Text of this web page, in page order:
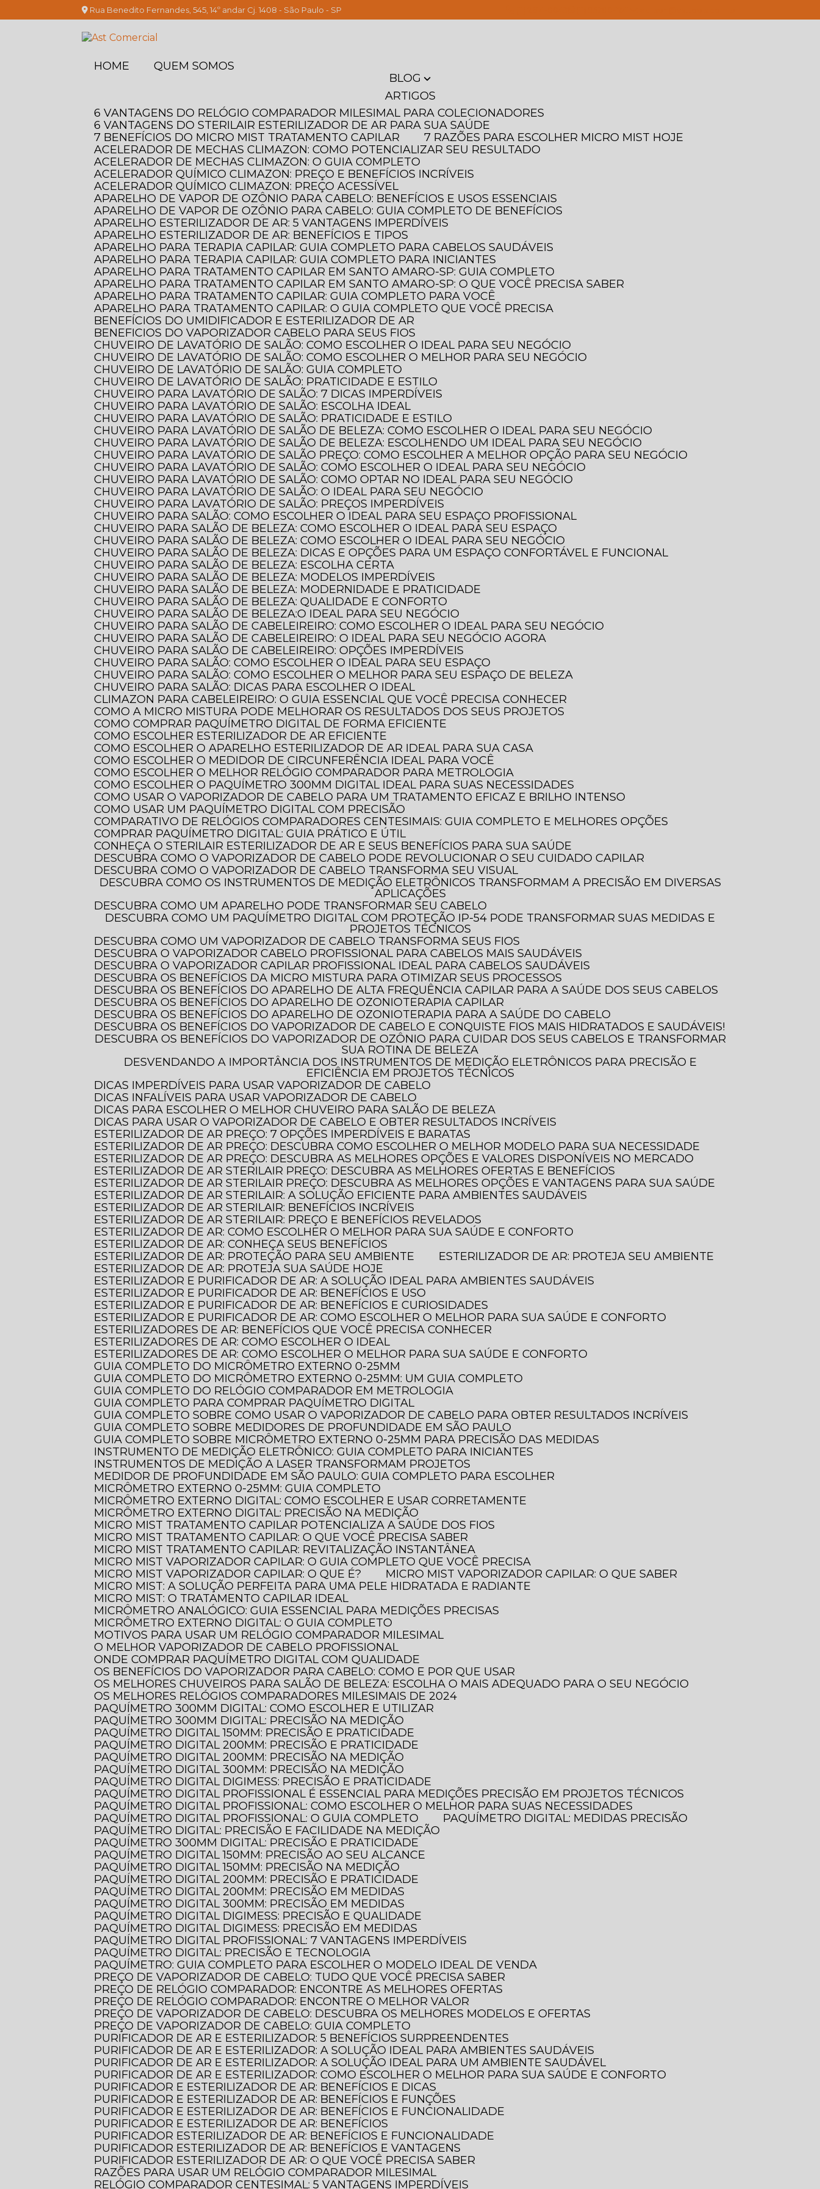
Rua Benedito Fernandes, 545, 14º andar Cj. 1408 - São Paulo - SP
HOME
QUEM SOMOS
BLOG
ARTIGOS
6 VANTAGENS DO RELÓGIO COMPARADOR MILESIMAL PARA COLECIONADORES
6 VANTAGENS DO STERILAIR ESTERILIZADOR DE AR PARA SUA SAÚDE
7 BENEFÍCIOS DO MICRO MIST TRATAMENTO CAPILAR
7 RAZÕES PARA ESCOLHER MICRO MIST HOJE
ACELERADOR DE MECHAS CLIMAZON: COMO POTENCIALIZAR SEU RESULTADO
ACELERADOR DE MECHAS CLIMAZON: O GUIA COMPLETO
ACELERADOR QUÍMICO CLIMAZON: PREÇO E BENEFÍCIOS INCRÍVEIS
ACELERADOR QUÍMICO CLIMAZON: PREÇO ACESSÍVEL
APARELHO DE VAPOR DE OZÔNIO PARA CABELO: BENEFÍCIOS E USOS ESSENCIAIS
APARELHO DE VAPOR DE OZÔNIO PARA CABELO: GUIA COMPLETO DE BENEFÍCIOS
APARELHO ESTERILIZADOR DE AR: 5 VANTAGENS IMPERDÍVEIS
APARELHO ESTERILIZADOR DE AR: BENEFÍCIOS E TIPOS
APARELHO PARA TERAPIA CAPILAR: GUIA COMPLETO PARA CABELOS SAUDÁVEIS
APARELHO PARA TERAPIA CAPILAR: GUIA COMPLETO PARA INICIANTES
APARELHO PARA TRATAMENTO CAPILAR EM SANTO AMARO-SP: GUIA COMPLETO
APARELHO PARA TRATAMENTO CAPILAR EM SANTO AMARO-SP: O QUE VOCÊ PRECISA SABER
APARELHO PARA TRATAMENTO CAPILAR: GUIA COMPLETO PARA VOCÊ
APARELHO PARA TRATAMENTO CAPILAR: O GUIA COMPLETO QUE VOCÊ PRECISA
BENEFÍCIOS DO UMIDIFICADOR E ESTERILIZADOR DE AR
BENEFICIOS DO VAPORIZADOR CABELO PARA SEUS FIOS
CHUVEIRO DE LAVATÓRIO DE SALÃO: COMO ESCOLHER O IDEAL PARA SEU NEGÓCIO
CHUVEIRO DE LAVATÓRIO DE SALÃO: COMO ESCOLHER O MELHOR PARA SEU NEGÓCIO
CHUVEIRO DE LAVATÓRIO DE SALÃO: GUIA COMPLETO
CHUVEIRO DE LAVATÓRIO DE SALÃO: PRATICIDADE E ESTILO
CHUVEIRO PARA LAVATÓRIO DE SALÃO: 7 DICAS IMPERDÍVEIS
CHUVEIRO PARA LAVATÓRIO DE SALÃO: ESCOLHA IDEAL
CHUVEIRO PARA LAVATÓRIO DE SALÃO: PRATICIDADE E ESTILO
CHUVEIRO PARA LAVATÓRIO DE SALÃO DE BELEZA: COMO ESCOLHER O IDEAL PARA SEU NEGÓCIO
CHUVEIRO PARA LAVATÓRIO DE SALÃO DE BELEZA: ESCOLHENDO UM IDEAL PARA SEU NEGÓCIO
CHUVEIRO PARA LAVATÓRIO DE SALÃO PREÇO: COMO ESCOLHER A MELHOR OPÇÃO PARA SEU NEGÓCIO
CHUVEIRO PARA LAVATÓRIO DE SALÃO: COMO ESCOLHER O IDEAL PARA SEU NEGÓCIO
CHUVEIRO PARA LAVATÓRIO DE SALÃO: COMO OPTAR NO IDEAL PARA SEU NEGÓCIO
CHUVEIRO PARA LAVATÓRIO DE SALÃO: O IDEAL PARA SEU NEGÓCIO
CHUVEIRO PARA LAVATÓRIO DE SALÃO: PREÇOS IMPERDÍVEIS
CHUVEIRO PARA SALÃO: COMO ESCOLHER O IDEAL PARA SEU ESPAÇO PROFISSIONAL
CHUVEIRO PARA SALÃO DE BELEZA: COMO ESCOLHER O IDEAL PARA SEU ESPAÇO
CHUVEIRO PARA SALÃO DE BELEZA: COMO ESCOLHER O IDEAL PARA SEU NEGÓCIO
CHUVEIRO PARA SALÃO DE BELEZA: DICAS E OPÇÕES PARA UM ESPAÇO CONFORTÁVEL E FUNCIONAL
CHUVEIRO PARA SALÃO DE BELEZA: ESCOLHA CERTA
CHUVEIRO PARA SALÃO DE BELEZA: MODELOS IMPERDÍVEIS
CHUVEIRO PARA SALÃO DE BELEZA: MODERNIDADE E PRATICIDADE
CHUVEIRO PARA SALÃO DE BELEZA: QUALIDADE E CONFORTO
CHUVEIRO PARA SALÃO DE BELEZA:O IDEAL PARA SEU NEGÓCIO
CHUVEIRO PARA SALÃO DE CABELEIREIRO: COMO ESCOLHER O IDEAL PARA SEU NEGÓCIO
CHUVEIRO PARA SALÃO DE CABELEIREIRO: O IDEAL PARA SEU NEGÓCIO AGORA
CHUVEIRO PARA SALÃO DE CABELEIREIRO: OPÇÕES IMPERDÍVEIS
CHUVEIRO PARA SALÃO: COMO ESCOLHER O IDEAL PARA SEU ESPAÇO
CHUVEIRO PARA SALÃO: COMO ESCOLHER O MELHOR PARA SEU ESPAÇO DE BELEZA
CHUVEIRO PARA SALÃO: DICAS PARA ESCOLHER O IDEAL
CLIMAZON PARA CABELEIREIRO: O GUIA ESSENCIAL QUE VOCÊ PRECISA CONHECER
COMO A MICRO MISTURA PODE MELHORAR OS RESULTADOS DOS SEUS PROJETOS
COMO COMPRAR PAQUÍMETRO DIGITAL DE FORMA EFICIENTE
COMO ESCOLHER ESTERILIZADOR DE AR EFICIENTE
COMO ESCOLHER O APARELHO ESTERILIZADOR DE AR IDEAL PARA SUA CASA
COMO ESCOLHER O MEDIDOR DE CIRCUNFERÊNCIA IDEAL PARA VOCÊ
COMO ESCOLHER O MELHOR RELÓGIO COMPARADOR PARA METROLOGIA
COMO ESCOLHER O PAQUÍMETRO 300MM DIGITAL IDEAL PARA SUAS NECESSIDADES
COMO USAR O VAPORIZADOR DE CABELO PARA UM TRATAMENTO EFICAZ E BRILHO INTENSO
COMO USAR UM PAQUÍMETRO DIGITAL COM PRECISÃO
COMPARATIVO DE RELÓGIOS COMPARADORES CENTESIMAIS: GUIA COMPLETO E MELHORES OPÇÕES
COMPRAR PAQUÍMETRO DIGITAL: GUIA PRÁTICO E ÚTIL
CONHEÇA O STERILAIR ESTERILIZADOR DE AR E SEUS BENEFÍCIOS PARA SUA SAÚDE
DESCUBRA COMO O VAPORIZADOR DE CABELO PODE REVOLUCIONAR O SEU CUIDADO CAPILAR
DESCUBRA COMO O VAPORIZADOR DE CABELO TRANSFORMA SEU VISUAL
DESCUBRA COMO OS INSTRUMENTOS DE MEDIÇÃO ELETRÔNICOS TRANSFORMAM A PRECISÃO EM DIVERSAS
APLICAÇÕES
DESCUBRA COMO UM APARELHO PODE TRANSFORMAR SEU CABELO
DESCUBRA COMO UM PAQUÍMETRO DIGITAL COM PROTEÇÃO IP-54 PODE TRANSFORMAR SUAS MEDIDAS E
PROJETOS TÉCNICOS
DESCUBRA COMO UM VAPORIZADOR DE CABELO TRANSFORMA SEUS FIOS
DESCUBRA O VAPORIZADOR CABELO PROFISSIONAL PARA CABELOS MAIS SAUDÁVEIS
DESCUBRA O VAPORIZADOR CAPILAR PROFISSIONAL IDEAL PARA CABELOS SAUDÁVEIS
DESCUBRA OS BENEFÍCIOS DA MICRO MISTURA PARA OTIMIZAR SEUS PROCESSOS
DESCUBRA OS BENEFÍCIOS DO APARELHO DE ALTA FREQUÊNCIA CAPILAR PARA A SAÚDE DOS SEUS CABELOS
DESCUBRA OS BENEFÍCIOS DO APARELHO DE OZONIOTERAPIA CAPILAR
DESCUBRA OS BENEFÍCIOS DO APARELHO DE OZONIOTERAPIA PARA A SAÚDE DO CABELO
DESCUBRA OS BENEFÍCIOS DO VAPORIZADOR DE CABELO E CONQUISTE FIOS MAIS HIDRATADOS E SAUDÁVEIS!
DESCUBRA OS BENEFÍCIOS DO VAPORIZADOR DE OZÔNIO PARA CUIDAR DOS SEUS CABELOS E TRANSFORMAR
SUA ROTINA DE BELEZA
DESVENDANDO A IMPORTÂNCIA DOS INSTRUMENTOS DE MEDIÇÃO ELETRÔNICOS PARA PRECISÃO E
EFICIÊNCIA EM PROJETOS TÉCNICOS
DICAS IMPERDÍVEIS PARA USAR VAPORIZADOR DE CABELO
DICAS INFALÍVEIS PARA USAR VAPORIZADOR DE CABELO
DICAS PARA ESCOLHER O MELHOR CHUVEIRO PARA SALÃO DE BELEZA
DICAS PARA USAR O VAPORIZADOR DE CABELO E OBTER RESULTADOS INCRÍVEIS
ESTERILIZADOR DE AR PREÇO: 7 OPÇÕES IMPERDÍVEIS E BARATAS
ESTERILIZADOR DE AR PREÇO: DESCUBRA COMO ESCOLHER O MELHOR MODELO PARA SUA NECESSIDADE
ESTERILIZADOR DE AR PREÇO: DESCUBRA AS MELHORES OPÇÕES E VALORES DISPONÍVEIS NO MERCADO
ESTERILIZADOR DE AR STERILAIR PREÇO: DESCUBRA AS MELHORES OFERTAS E BENEFÍCIOS
ESTERILIZADOR DE AR STERILAIR PREÇO: DESCUBRA AS MELHORES OPÇÕES E VANTAGENS PARA SUA SAÚDE
ESTERILIZADOR DE AR STERILAIR: A SOLUÇÃO EFICIENTE PARA AMBIENTES SAUDÁVEIS
ESTERILIZADOR DE AR STERILAIR: BENEFÍCIOS INCRÍVEIS
ESTERILIZADOR DE AR STERILAIR: PREÇO E BENEFÍCIOS REVELADOS
ESTERILIZADOR DE AR: COMO ESCOLHER O MELHOR PARA SUA SAÚDE E CONFORTO
ESTERILIZADOR DE AR: CONHEÇA SEUS BENEFÍCIOS
ESTERILIZADOR DE AR: PROTEÇÃO PARA SEU AMBIENTE
ESTERILIZADOR DE AR: PROTEJA SEU AMBIENTE
ESTERILIZADOR DE AR: PROTEJA SUA SAÚDE HOJE
ESTERILIZADOR E PURIFICADOR DE AR: A SOLUÇÃO IDEAL PARA AMBIENTES SAUDÁVEIS
ESTERILIZADOR E PURIFICADOR DE AR: BENEFÍCIOS E USO
ESTERILIZADOR E PURIFICADOR DE AR: BENEFÍCIOS E CURIOSIDADES
ESTERILIZADOR E PURIFICADOR DE AR: COMO ESCOLHER O MELHOR PARA SUA SAÚDE E CONFORTO
ESTERILIZADORES DE AR: BENEFÍCIOS QUE VOCÊ PRECISA CONHECER
ESTERILIZADORES DE AR: COMO ESCOLHER O IDEAL
ESTERILIZADORES DE AR: COMO ESCOLHER O MELHOR PARA SUA SAÚDE E CONFORTO
GUIA COMPLETO DO MICRÔMETRO EXTERNO 0-25MM
GUIA COMPLETO DO MICRÔMETRO EXTERNO 0-25MM: UM GUIA COMPLETO
GUIA COMPLETO DO RELÓGIO COMPARADOR EM METROLOGIA
GUIA COMPLETO PARA COMPRAR PAQUÍMETRO DIGITAL
GUIA COMPLETO SOBRE COMO USAR O VAPORIZADOR DE CABELO PARA OBTER RESULTADOS INCRÍVEIS
GUIA COMPLETO SOBRE MEDIDORES DE PROFUNDIDADE EM SÃO PAULO
GUIA COMPLETO SOBRE MICRÔMETRO EXTERNO 0-25MM PARA PRECISÃO DAS MEDIDAS
INSTRUMENTO DE MEDIÇÃO ELETRÔNICO: GUIA COMPLETO PARA INICIANTES
INSTRUMENTOS DE MEDIÇÃO A LASER TRANSFORMAM PROJETOS
MEDIDOR DE PROFUNDIDADE EM SÃO PAULO: GUIA COMPLETO PARA ESCOLHER
MICRÔMETRO EXTERNO 0-25MM: GUIA COMPLETO
MICRÔMETRO EXTERNO DIGITAL: COMO ESCOLHER E USAR CORRETAMENTE
MICRÔMETRO EXTERNO DIGITAL: PRECISÃO NA MEDIÇÃO
MICRO MIST TRATAMENTO CAPILAR POTENCIALIZA A SAÚDE DOS FIOS
MICRO MIST TRATAMENTO CAPILAR: O QUE VOCÊ PRECISA SABER
MICRO MIST TRATAMENTO CAPILAR: REVITALIZAÇÃO INSTANTÂNEA
MICRO MIST VAPORIZADOR CAPILAR: O GUIA COMPLETO QUE VOCÊ PRECISA
MICRO MIST VAPORIZADOR CAPILAR: O QUE É?
MICRO MIST VAPORIZADOR CAPILAR: O QUE SABER
MICRO MIST: A SOLUÇÃO PERFEITA PARA UMA PELE HIDRATADA E RADIANTE
MICRO MIST: O TRATAMENTO CAPILAR IDEAL
MICRÔMETRO ANALÓGICO: GUIA ESSENCIAL PARA MEDIÇÕES PRECISAS
MICRÔMETRO EXTERNO DIGITAL: O GUIA COMPLETO
MOTIVOS PARA USAR UM RELÓGIO COMPARADOR MILESIMAL
O MELHOR VAPORIZADOR DE CABELO PROFISSIONAL
ONDE COMPRAR PAQUÍMETRO DIGITAL COM QUALIDADE
OS BENEFÍCIOS DO VAPORIZADOR PARA CABELO: COMO E POR QUE USAR
OS MELHORES CHUVEIROS PARA SALÃO DE BELEZA: ESCOLHA O MAIS ADEQUADO PARA O SEU NEGÓCIO
OS MELHORES RELÓGIOS COMPARADORES MILESIMAIS DE 2024
PAQUÍMETRO 300MM DIGITAL: COMO ESCOLHER E UTILIZAR
PAQUÍMETRO 300MM DIGITAL: PRECISÃO NA MEDIÇÃO
PAQUÍMETRO DIGITAL 150MM: PRECISÃO E PRATICIDADE
PAQUÍMETRO DIGITAL 200MM: PRECISÃO E PRATICIDADE
PAQUÍMETRO DIGITAL 200MM: PRECISÃO NA MEDIÇÃO
PAQUÍMETRO DIGITAL 300MM: PRECISÃO NA MEDIÇÃO
PAQUÍMETRO DIGITAL DIGIMESS: PRECISÃO E PRATICIDADE
PAQUÍMETRO DIGITAL PROFISSIONAL É ESSENCIAL PARA MEDIÇÕES PRECISÃO EM PROJETOS TÉCNICOS
PAQUÍMETRO DIGITAL PROFISSIONAL: COMO ESCOLHER O MELHOR PARA SUAS NECESSIDADES
PAQUÍMETRO DIGITAL PROFISSIONAL: O GUIA COMPLETO
PAQUÍMETRO DIGITAL: MEDIDAS PRECISÃO
PAQUÍMETRO DIGITAL: PRECISÃO E FACILIDADE NA MEDIÇÃO
PAQUÍMETRO 300MM DIGITAL: PRECISÃO E PRATICIDADE
PAQUÍMETRO DIGITAL 150MM: PRECISÃO AO SEU ALCANCE
PAQUÍMETRO DIGITAL 150MM: PRECISÃO NA MEDIÇÃO
PAQUÍMETRO DIGITAL 200MM: PRECISÃO E PRATICIDADE
PAQUÍMETRO DIGITAL 200MM: PRECISÃO EM MEDIDAS
PAQUÍMETRO DIGITAL 300MM: PRECISÃO EM MEDIDAS
PAQUÍMETRO DIGITAL DIGIMESS: PRECISÃO E QUALIDADE
PAQUÍMETRO DIGITAL DIGIMESS: PRECISÃO EM MEDIDAS
PAQUÍMETRO DIGITAL PROFISSIONAL: 7 VANTAGENS IMPERDÍVEIS
PAQUÍMETRO DIGITAL: PRECISÃO E TECNOLOGIA
PAQUÍMETRO: GUIA COMPLETO PARA ESCOLHER O MODELO IDEAL DE VENDA
PREÇO DE VAPORIZADOR DE CABELO: TUDO QUE VOCÊ PRECISA SABER
PREÇO DE RELÓGIO COMPARADOR: ENCONTRE AS MELHORES OFERTAS
PREÇO DE RELÓGIO COMPARADOR: ENCONTRE O MELHOR VALOR
PREÇO DE VAPORIZADOR DE CABELO: DESCUBRA OS MELHORES MODELOS E OFERTAS
PREÇO DE VAPORIZADOR DE CABELO: GUIA COMPLETO
PURIFICADOR DE AR E ESTERILIZADOR: 5 BENEFÍCIOS SURPREENDENTES
PURIFICADOR DE AR E ESTERILIZADOR: A SOLUÇÃO IDEAL PARA AMBIENTES SAUDÁVEIS
PURIFICADOR DE AR E ESTERILIZADOR: A SOLUÇÃO IDEAL PARA UM AMBIENTE SAUDÁVEL
PURIFICADOR DE AR E ESTERILIZADOR: COMO ESCOLHER O MELHOR PARA SUA SAÚDE E CONFORTO
PURIFICADOR E ESTERILIZADOR DE AR: BENEFÍCIOS E DICAS
PURIFICADOR E ESTERILIZADOR DE AR: BENEFÍCIOS E FUNÇÕES
PURIFICADOR E ESTERILIZADOR DE AR: BENEFÍCIOS E FUNCIONALIDADE
PURIFICADOR E ESTERILIZADOR DE AR: BENEFÍCIOS
PURIFICADOR ESTERILIZADOR DE AR: BENEFÍCIOS E FUNCIONALIDADE
PURIFICADOR ESTERILIZADOR DE AR: BENEFÍCIOS E VANTAGENS
PURIFICADOR ESTERILIZADOR DE AR: O QUE VOCÊ PRECISA SABER
RAZÕES PARA USAR UM RELÓGIO COMPARADOR MILESIMAL
RELÓGIO COMPARADOR CENTESIMAL: 5 VANTAGENS IMPERDÍVEIS